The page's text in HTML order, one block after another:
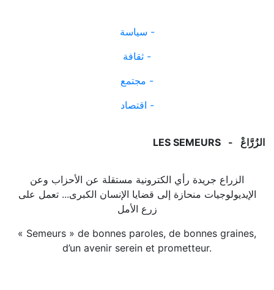
سياسة -
ثقافة -
مجتمع -
اقتصاد -
LES SEMEURS - الزُرَّاعْ
الزراع جريدة رأي الكترونية مستقلة عن الأحزاب وعن
الإيديولوجيات منحازة إلى قضايا الإنسان الكبرى... تعمل على
زرع الأمل
« Semeurs » de bonnes paroles, de bonnes graines,
d’un avenir serein et prometteur.